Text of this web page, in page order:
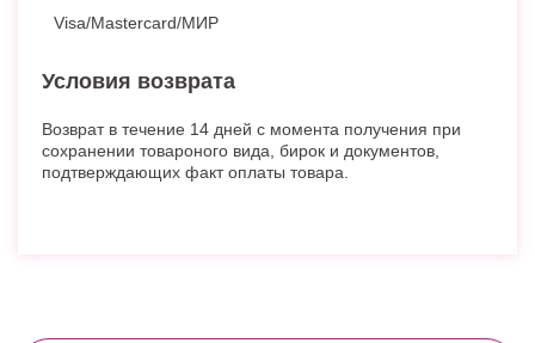
Visa/Mastercard/МИР
Условия возврата
Возврат в течение 14 дней с момента получения при
сохранении товароного вида, бирок и документов,
подтверждающих факт оплаты товара.